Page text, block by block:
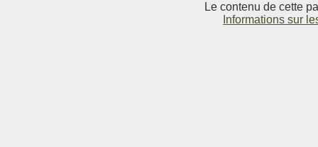
Le contenu de cette
Informations sur